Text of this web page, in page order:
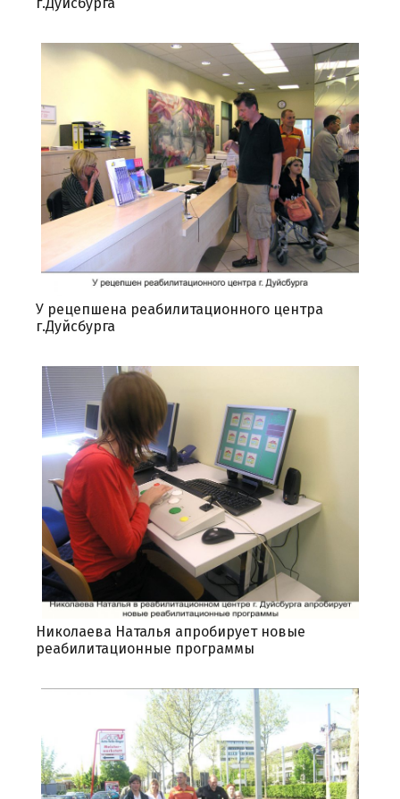
У рецепшена реабилитационного центра
г.Дуйсбурга
Николаева Наталья апробирует новые
реабилитационные программы